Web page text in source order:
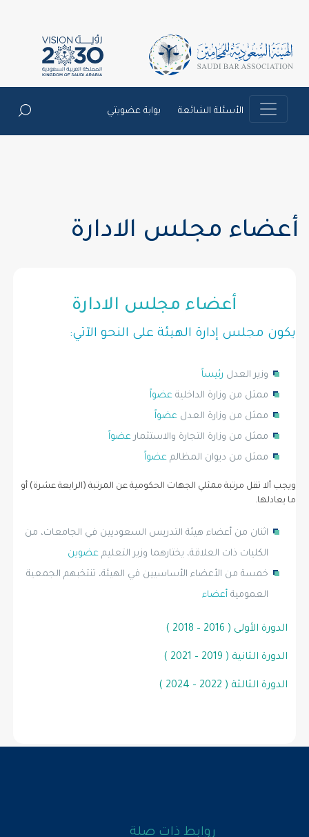
الأسئلة الشائعة بوابة عضويتي
أعضاء مجلس الادارة
أعضاء مجلس الادارة
يكون مجلس إدارة الهيئة على النحو الآتي:
وزير العدلرئيساً
ممثل من وزارة الداخليةعضواً
ممثل من وزارة العدلعضواً
ممثل من وزارة التجارة والاستثمارعضواً
ممثل من ديوان المظالمعضواً
ويجب ألا تقل مرتبة ممثلي الجهات الحكومية عن المرتبة (الرابعة عشرة) أو
ما يعادلها.
اثنان من أعضاء هيئة التدريس السعوديين في الجامعات، من
الكليات ذات العلاقة، يختارهما وزير التعليمعضوين
خمسة من الأعضاء الأساسيين في الهيئة، تنتخبهم الجمعية
العموميةأعضاء
الدورة الأولى ( 2016 – 2018 )
الدورة الثانية ( 2019 – 2021 )
الدورة الثالثة ( 2022 – 2024 )
روابط ذات صلة